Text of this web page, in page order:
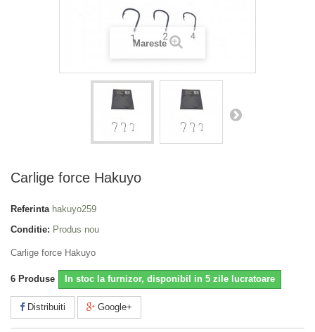
Mareste
Carlige force Hakuyo
Referinta hakuyo259
Conditie: Produs nou
Carlige force Hakuyo
6 Produse In stoc la furnizor, disponibil in 5 zile lucratoare
Distribuiti Google+